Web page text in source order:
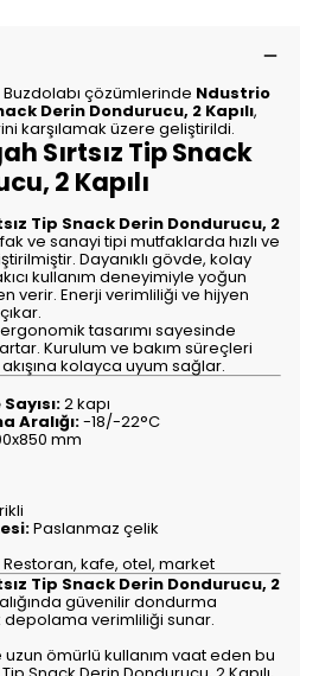
çözümlerinde Ndustrio
Derin Dondurucu, 2 Kapılı,
karşılamak üzere geliştirildi.
Sırtsız Tip Snack
2 Kapılı
Tip Snack Derin Dondurucu, 2
ve sanayi tipi mutfaklarda hızlı ve
Dayanıklı gövde, kolay
kullanım deneyimiyle yoğun
verir. Enerji verimliliği ve hijyen
tasarımı sayesinde
Kurulum ve bakım süreçleri
kolayca uyum sağlar.
2 kapı
Aralığı:-18/-22°C
mm
Paslanmaz çelik
Restoran, kafe, otel, market
Tip Snack Derin Dondurucu, 2
güvenilir dondurma
depolama verimliliği sunar.
ömürlü kullanım vaat eden bu